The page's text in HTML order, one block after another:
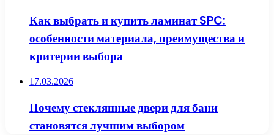
Как выбрать и купить ламинат SPC:
особенности материала, преимущества и
критерии выбора
17.03.2026
Почему стеклянные двери для бани
становятся лучшим выбором